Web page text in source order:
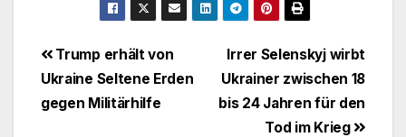
Beitragsnavigation
Irrer Selenskyj wirbt
Ukrainer zwischen 18
bis 24 Jahren für den
Tod im Krieg
Trump erhält von
Ukraine Seltene Erden
gegen Militärhilfe